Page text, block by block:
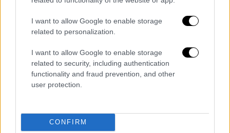
I want to allow Google to enable storage
related to personalization.
I want to allow Google to enable storage
related to security, including authentication
functionality and fraud prevention, and other
user protection.
CONFIRM
Πολιτική|22.01.2026 06:39
Ευρωπαϊκό ραντεβού μετά τα μηνύματα
Τραμπ στο Νταβός: Πώς τοποθετείται η
Να κάνει λεπτούς χειρισμούς στο